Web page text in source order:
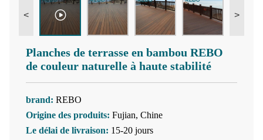
< >
Planches de terrasse en bambou REBO
de couleur naturelle à haute stabilité
brand: REBO
Origine des produits: Fujian, Chine
Le délai de livraison: 15-20 jours